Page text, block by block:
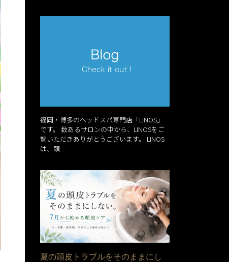
福岡・博多のヘッドスパ専門店「LINOS」
です。 数あるサロンの中から、LINOSをご
覧いただきありがとうございます。 LINOS
は、頭 ...
夏の頭皮トラブルをそのままにし